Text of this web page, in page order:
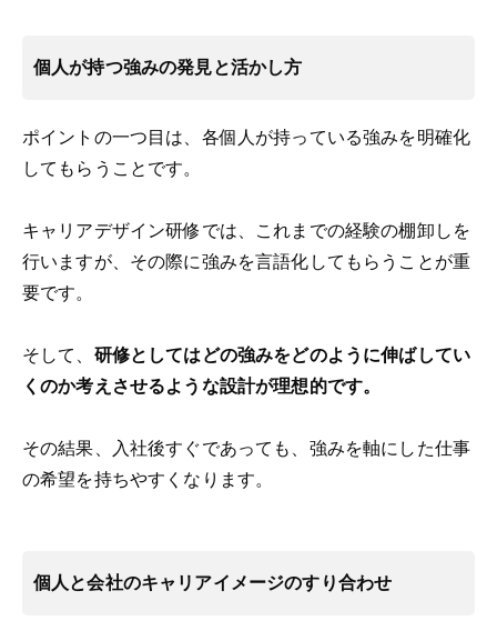
個人が持つ強みの発見と活かし方
ポイントの一つ目は、各個人が持っている強みを明確化
してもらうことです。
キャリアデザイン研修では、これまでの経験の棚卸しを
行いますが、その際に強みを言語化してもらうことが重
要です。
そして、 研修としてはどの強みをどのように伸ばしてい
くのか考えさせるような設計が理想的です。
その結果、入社後すぐであっても、強みを軸にした仕事
の希望を持ちやすくなります。
個人と会社のキャリアイメージのすり合わせ